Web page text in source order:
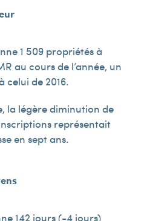
1 509 propriétés à
au cours de l’année, un
celui de 2016.
la légère diminution de
représentait
en sept ans.
142 jours (-4 jours)